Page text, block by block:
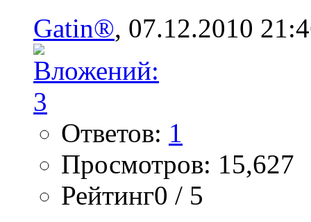
Gatin®, 07.12.2010
Ответов: 1
Просмотров: 15,627
Рейтинг0 / 5